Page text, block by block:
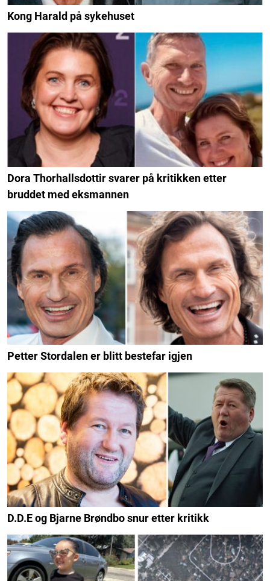
Kong Harald på sykehuset
Dora Thorhallsdottir svarer på kritikken etter
bruddet med eksmannen
Petter Stordalen er blitt bestefar igjen
D.D.E og Bjarne Brøndbo snur etter kritikk